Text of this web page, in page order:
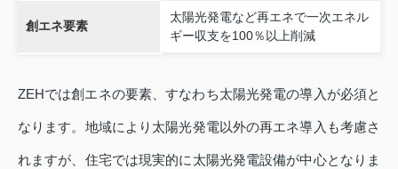
創エネ要素
太陽光発電など再エネで一次エネル
ギー収支を100％以上削減
ZEHでは創エネの要素、すなわち太陽光発電の導入が必須と
なります。地域により太陽光発電以外の再エネ導入も考慮さ
れますが、住宅では現実的に太陽光発電設備が中心となりま